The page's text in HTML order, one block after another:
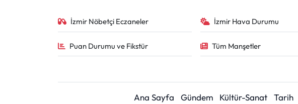
İzmir Nöbetçi Eczaneler İzmir Hava Durumu
Puan Durumu ve Fikstür Tüm Manşetler
Ana Sayfa Gündem Kültür-Sanat Tarih